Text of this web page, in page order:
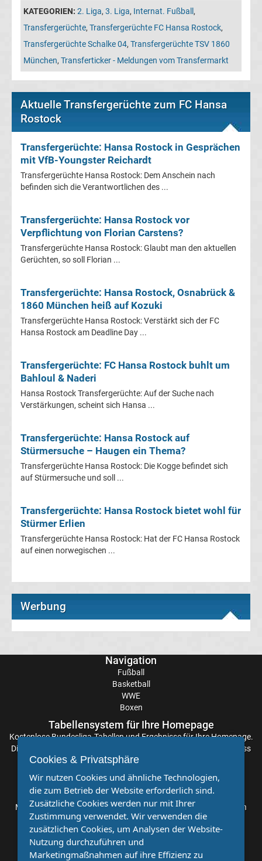
Bayer
Transfergerüchte
Bayern
München
Transfergerüchte
Borussia
Dortmund
Borussia
Mönchengladbach
Transfergerüchte
Chemnitzer
Transfergerüchte
Dynamo
Dresden
Transfergerüchte
Braunschweig
Eintracht
Transfergerüchte
FC
Augsburg
KATEGORIEN: 2. Liga, 3. Liga, Internat. Fußball ,
Transfergerüchte, Transfergerüchte FC Hansa Rostock,
Transfergerüchte Schalke 04, Transfergerüchte TSV 1860
München, Transferticker - Meldungen vom Transfermarkt
Aktuelle Transfergerüchte zum FC Hansa
Rostock
Transfergerüchte: Hansa Rostock in Gesprächen
mit VfB-Youngster Reichardt
Transfergerüchte Hansa Rostock: Dem Anschein nach
befinden sich die Verantwortlichen des ...
Transfergerüchte: Hansa Rostock vor
Verpflichtung von Florian Carstens?
Transfergerüchte Hansa Rostock: Glaubt man den aktuellen
Gerüchten, so soll Florian ...
Transfergerüchte: Hansa Rostock, Osnabrück &
1860 München heiß auf Kozuki
Transfergerüchte Hansa Rostock: Verstärkt sich der FC
Hansa Rostock am Deadline Day ...
Transfergerüchte: FC Hansa Rostock buhlt um
Bahloul & Naderi
Hansa Rostock Transfergerüchte: Auf der Suche nach
Verstärkungen, scheint sich Hansa ...
Transfergerüchte: Hansa Rostock auf
Stürmersuche – Haugen ein Thema?
Transfergerüchte Hansa Rostock: Die Kogge befindet sich
auf Stürmersuche und soll ...
Transfergerüchte: Hansa Rostock bietet wohl für
Stürmer Erlien
Transfergerüchte Hansa Rostock: Hat der FC Hansa Rostock
auf einen norwegischen ...
Werbung
Navigation
Fußball
Basketball
WWE
Boxen
Tabellensystem für Ihre Homepage
KostenloseBundesliga-Tabellenund Ergebnisse für Ihre Homepage.
Die Aktualisierung der Ergebnisse erfolgt alle paar Minuten, sodass
Sie stets auf dem Laufenden sind. Einfache und schnelle
Einbindung.
Partnervereine
Möchten Sie, dass auch Ihr Verein mehr Beachtung findet? Dann
sind Sie bei uns genau richtig. Wir suchen Ihren Verein für eine
kostenlose Kooperation. Veröffentlichen Sie Ihre Spielberichte,
Sportnachrichten und Aufrufe bei uns!
Cookies & Privatsphäre
Wir nutzen Cookies und ähnliche Technologien,
die zum Betrieb der Website erforderlich sind.
Zusätzliche Cookies werden nur mit Ihrer
Zustimmung verwendet. Wir verwenden die
zusätzlichen Cookies, um Analysen der Website-
Nutzung durchzuführen und
Marketingmaßnahmen auf ihre Effizienz zu